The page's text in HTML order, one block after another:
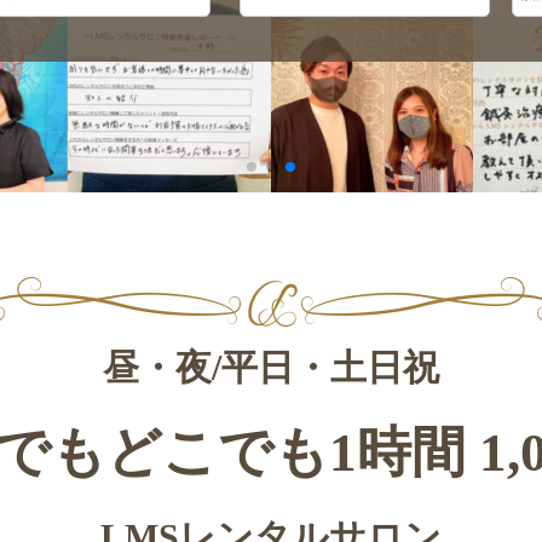
昼・夜/平日・土日祝
もどこでも1時間